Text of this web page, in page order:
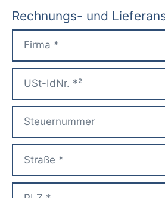
Rechnungs- und